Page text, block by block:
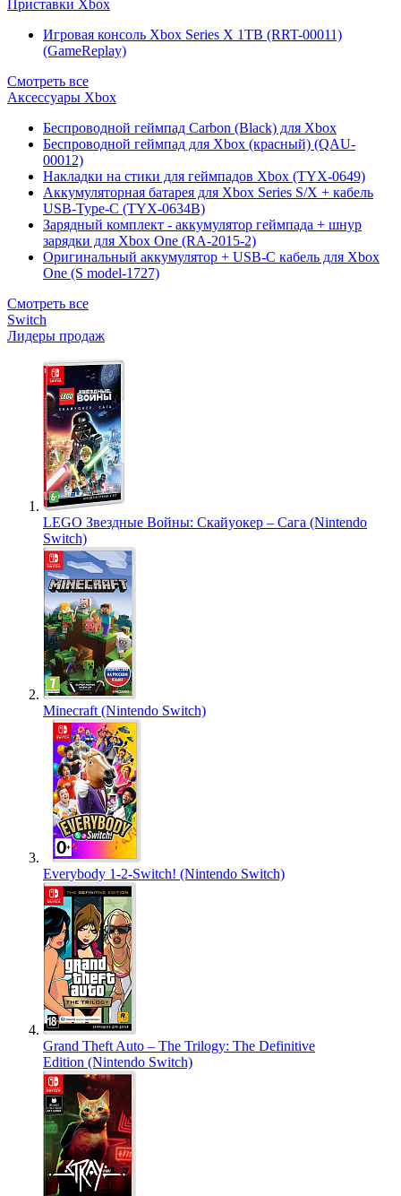
Приставки Xbox
Игровая консоль Xbox Series X 1TB (RRT-00011)
(GameReplay)
Смотреть все
Аксессуары Xbox
Беспроводной геймпад Carbon (Black) для Xbox
Беспроводной геймпад для Xbox (красный) (QAU-
00012)
Накладки на стики для геймпадов Xbox (TYX-0649)
Аккумуляторная батарея для Xbox Series S/X + кабель
USB-Type-C (TYX-0634B)
Зарядный комплект - аккумулятор геймпада + шнур
зарядки для Xbox One (RA-2015-2)
Оригинальный аккумулятор + USB-C кабель для Xbox
One (S model-1727)
Смотреть все
Switch
Лидеры продаж
LEGO Звездные Войны: Скайуокер – Сага (Nintendo
Switch)
Minecraft (Nintendo Switch)
Everybody 1-2-Switch! (Nintendo Switch)
Grand Theft Auto – The Trilogy: The Definitive
Edition (Nintendo Switch)